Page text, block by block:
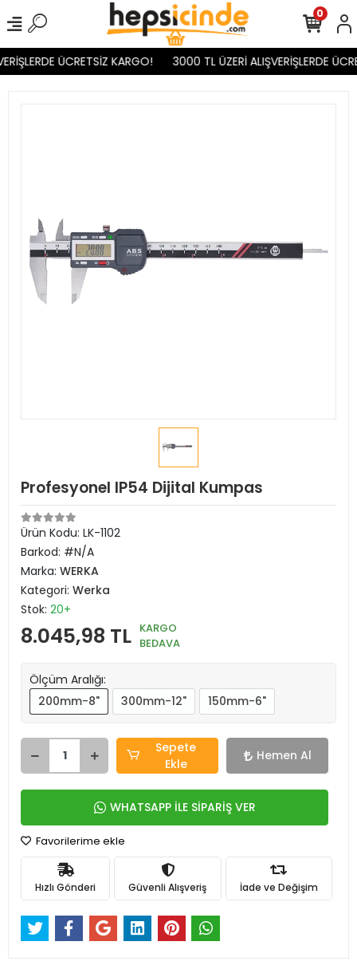
ÜCRETSİZ KARGO! 3000 TL ÜZERİ ALIŞVERİŞLERDE
0
Profesyonel IP54 Dijital Kumpas
Ürün Kodu: LK-1102
Barkod: #N/A
Marka: WERKA
Kategori: Werka
Stok: 20+
8.045,98 TL KARGO
BEDAVA
Ölçüm Aralığı:
200mm-8"
300mm-12" 150mm-6"
Sepete
Ekle
Hemen Al
WHATSAPP İLE SİPARİŞ VER
Favorilerime ekle
Hızlı Gönderi Güvenli Alışveriş İade ve Değişim